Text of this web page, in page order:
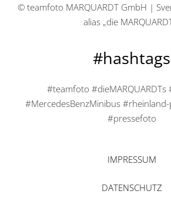
© teamfoto MARQUARDT GmbH |
alias „die
#hashtags
#teamfoto
#MercedesBenzMinibus
#pressefoto
IMPRESSUM
DATENSCHUTZ